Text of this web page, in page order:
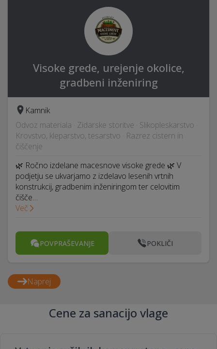
Visoke grede, urejenje okolice,
gradbeni inženiring
Kamnik
Odvoz materiala · Zidarske storitve · Slikopleskarstvo ·
Krovstvo, kleparstvo, tesarstvo · Razrez cistern in
čiščenje
🌿 Ročno izdelane macesnove visoke grede 🌿 V
podjetju se ukvarjamo z izdelavo lesenih vrtnih
konstrukcij, gradbenim inženiringom ter celovitim
čišče…
Več
POVPRAŠEVANJE POKLIČI
Naprej
Cene za sanacijo vlage